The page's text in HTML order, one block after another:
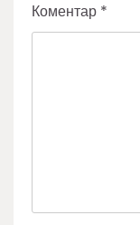
Коментар *